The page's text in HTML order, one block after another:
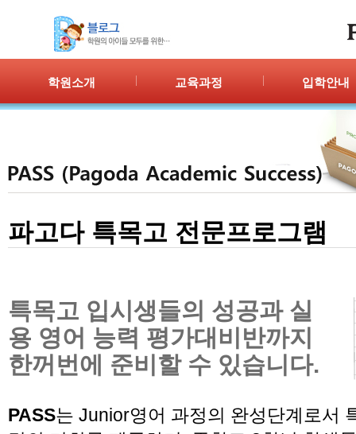
학원소개
학원시설
학원규정
교육과정
PASS
교재소개
입학안내
신청/결과
파고다 특목고 전문프로그램
특목고 입시생들의 성공과 실
용 영어 능력 평가대비반까지
한꺼번에 준비할 수 있습니다.
PASS는 Junior영어 과정의 완성단계로서